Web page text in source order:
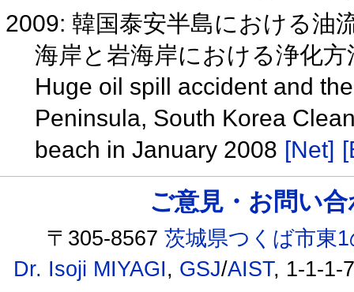
2009: 韓国泰安半島における油
海岸と岩海岸における浄化
Huge oil spill accident and
Peninsula, South Korea
beach in January 2008 [Net]
ご意見・お問い
〒305-8567茨城県つくば市東
Dr. Isoji MIYAGI, GSJ/AIST, 1-1-1-